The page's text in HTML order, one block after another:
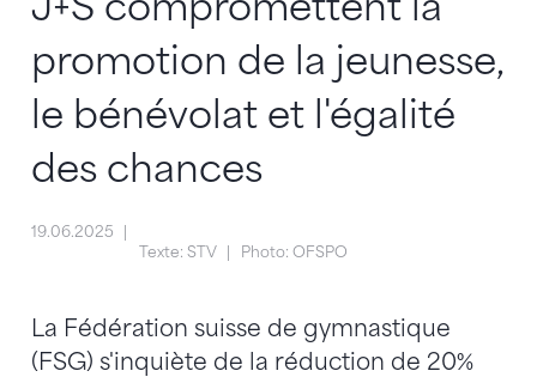
promotion de la jeunesse,
le bénévolat et l'égalité
des chances
19.06.2025
Texte: STV
Photo: OFSPO
La Fédération suisse de gymnastique
(FSG) s'inquiète de la réduction de 20%